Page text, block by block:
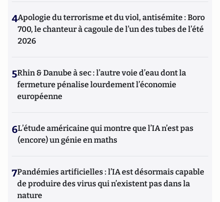
4Apologie du terrorisme et du viol, antisémite : Boro
700, le chanteur à cagoule de l’un des tubes de l’été
2026
5Rhin & Danube à sec : l’autre voie d’eau dont la
fermeture pénalise lourdement l’économie
européenne
6L’étude américaine qui montre que l’IA n’est pas
(encore) un génie en maths
7Pandémies artificielles : l’IA est désormais capable
de produire des virus qui n’existent pas dans la
nature